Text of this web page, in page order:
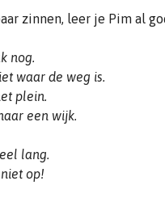
zinnen, leer je Pim al
nog.
waar de weg is.
plein.
een wijk.
lang.
op!